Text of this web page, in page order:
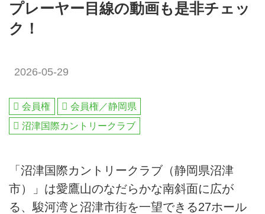
プレーヤー目線の動画も是非チェッ
ク！
2026-05-29
会員権
会員権／静岡県
沼津国際カントリークラブ
「沼津国際カントリークラブ（静岡県沼津
市）」は愛鷹山のなだらかな南斜面に広が
る、駿河湾と沼津市街を一望できる27ホール